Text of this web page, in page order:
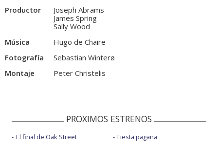
Productor
Joseph Abrams
James Spring
Sally Wood
Música
Hugo de Chaire
Fotografía
Sebastian Winterø
Montaje
Peter Christelis
PROXIMOS ESTRENOS
El final de Oak Street
Fiesta pagäna